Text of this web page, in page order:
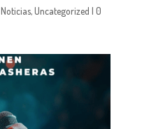
Noticias,Uncategorized | 0